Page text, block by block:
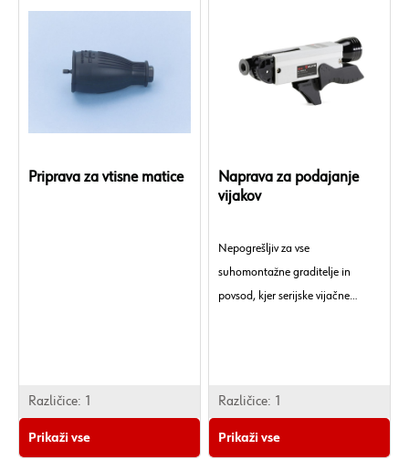
Priprava za vtisne matice
Različice: 1
Prikaži vse
Naprava za podajanje
vijakov
Nepogrešljiv za vse
suhomontažne graditelje in
povsod, kjer serijske vijačne
Različice: 1
Prikaži vse